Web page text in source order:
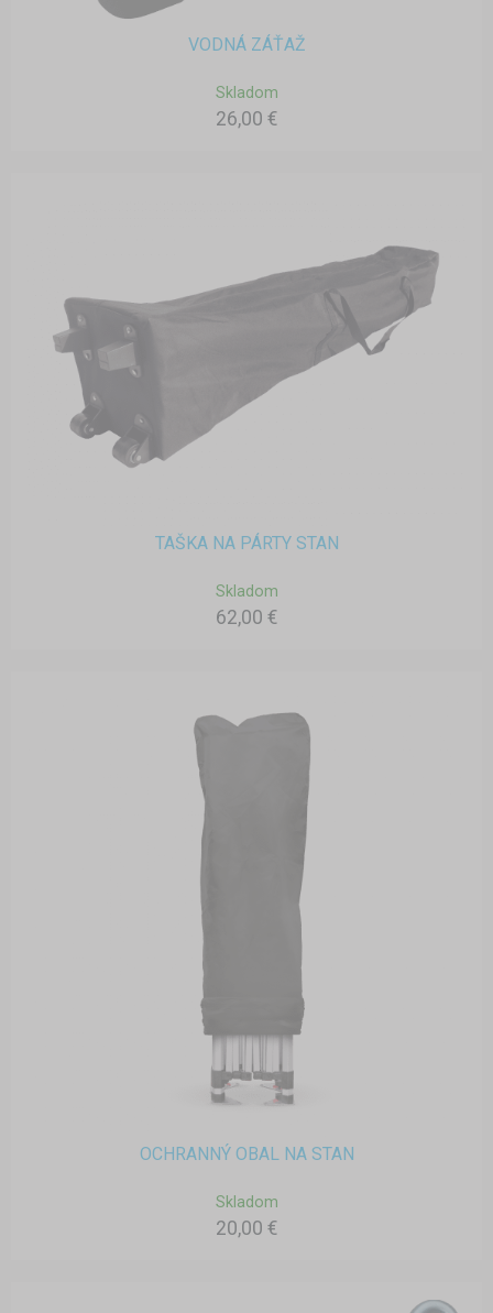
VODNÁ ZÁŤAŽ
Skladom
26,00 €
TAŠKA NA PÁRTY STAN
Skladom
62,00 €
OCHRANNÝ OBAL NA STAN
Skladom
20,00 €